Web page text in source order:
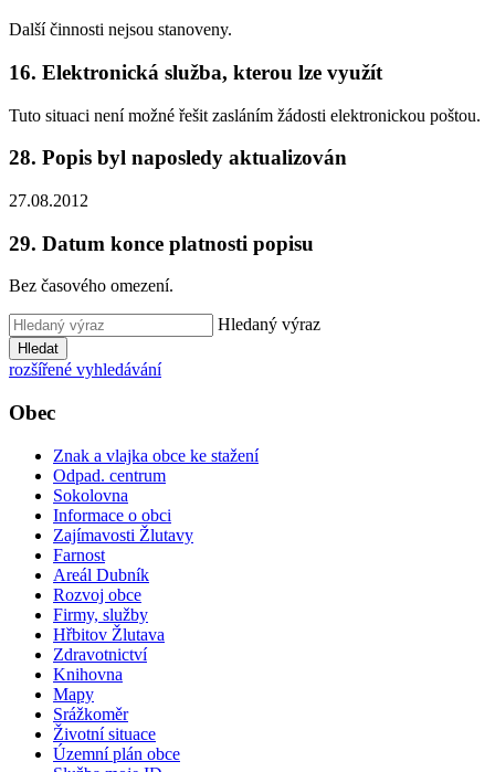
Další činnosti nejsou stanoveny.
16. Elektronická služba, kterou lze využít
Tuto situaci není možné řešit zasláním žádosti elektronickou poštou.
28. Popis byl naposledy aktualizován
27.08.2012
29. Datum konce platnosti popisu
Bez časového omezení.
Hledaný výraz
Hledat
rozšířené vyhledávání
Obec
Znak a vlajka obce ke stažení
Odpad. centrum
Sokolovna
Informace o obci
Zajímavosti Žlutavy
Farnost
Areál Dubník
Rozvoj obce
Firmy, služby
Hřbitov Žlutava
Zdravotnictví
Knihovna
Mapy
Srážkoměr
Životní situace
Územní plán obce